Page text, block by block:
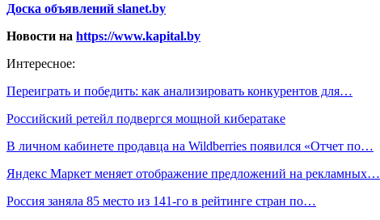
Доска объявлений slanet.by
Новости на https://www.kapital.by
Интересное:
Переиграть и победить: как анализировать конкурентов для…
Российский ретейл подвергся мощной кибератаке
В личном кабинете продавца на Wildberries появился «Отчет по…
Яндекс Маркет меняет отображение предложений на рекламных…
Россия заняла 85 место из 141-го в рейтинге стран по…